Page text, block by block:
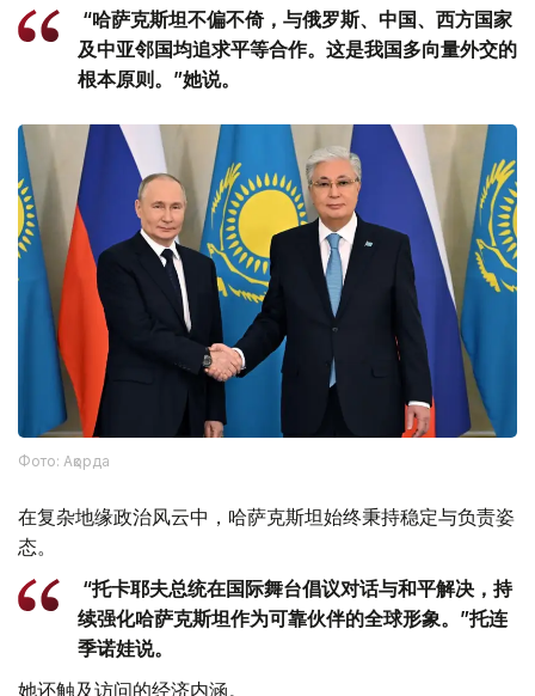
“哈萨克斯坦不偏不倚，与俄罗斯、中国、西方国家
及中亚邻国均追求平等合作。这是我国多向量外交的
根本原则。”她说。
Фото: Ақорда
在复杂地缘政治风云中，哈萨克斯坦始终秉持稳定与负责姿
态。
“托卡耶夫总统在国际舞台倡议对话与和平解决，持
续强化哈萨克斯坦作为可靠伙伴的全球形象。”托连
季诺娃说。
她还触及访问的经济内涵。